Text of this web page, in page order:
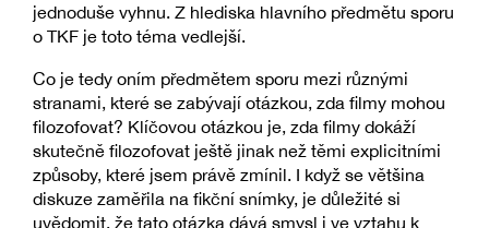
jednoduše vyhnu. Z hlediska hlavního předmětu sporu
o TKF je toto téma vedlejší.
Co je tedy oním předmětem sporu mezi různými
stranami, které se zabývají otázkou, zda filmy mohou
filozofovat? Klíčovou otázkou je, zda filmy dokáží
skutečně filozofovat ještě jinak než těmi explicitními
způsoby, které jsem právě zmínil. I když se většina
diskuze zaměřila na fikční snímky, je důležité si
uvědomit, že tato otázka dává smysl i ve vztahu k